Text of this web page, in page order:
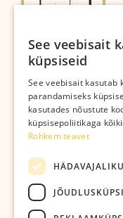
See veebisait
küpsiseid
See veebisait kasutab
parandamiseks
kasutades nõustute
küpsisepoliitikaga
Rohkem teavet